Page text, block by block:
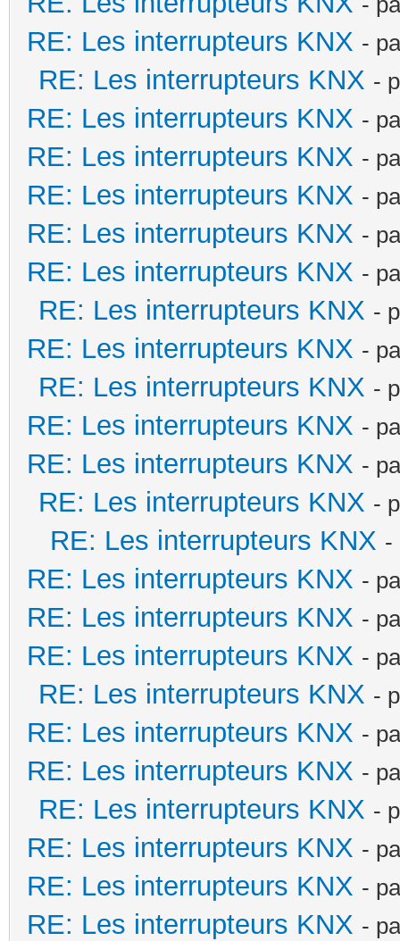
RE: Les interrupteurs KNX -
RE: Les interrupteurs KNX -
RE: Les interrupteurs KNX -
RE: Les interrupteurs KNX -
RE: Les interrupteurs KNX -
RE: Les interrupteurs KNX -
RE: Les interrupteurs KNX -
RE: Les interrupteurs KNX -
RE: Les interrupteurs KNX -
RE: Les interrupteurs KNX -
RE: Les interrupteurs KNX -
RE: Les interrupteurs KNX -
RE: Les interrupteurs KNX -
RE: Les interrupteurs KNX -
RE: Les interrupteurs KNX -
RE: Les interrupteurs KNX -
RE: Les interrupteurs KNX -
RE: Les interrupteurs KNX -
RE: Les interrupteurs KNX -
RE: Les interrupteurs KNX -
RE: Les interrupteurs KNX -
RE: Les interrupteurs KNX -
RE: Les interrupteurs KNX -
RE: Les interrupteurs KNX -